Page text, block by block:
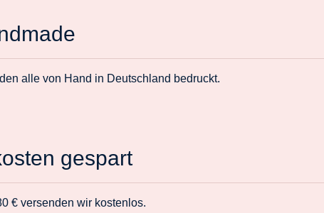
alle von Hand in Deutschland bedruckt.
gespart
€ versenden wir kostenlos.